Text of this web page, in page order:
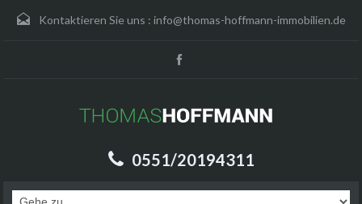
Kontaktieren Sie uns : info@thomas-hoffmann-immobilien.de
0551/20194311